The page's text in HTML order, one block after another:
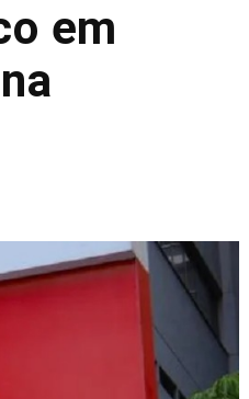
em